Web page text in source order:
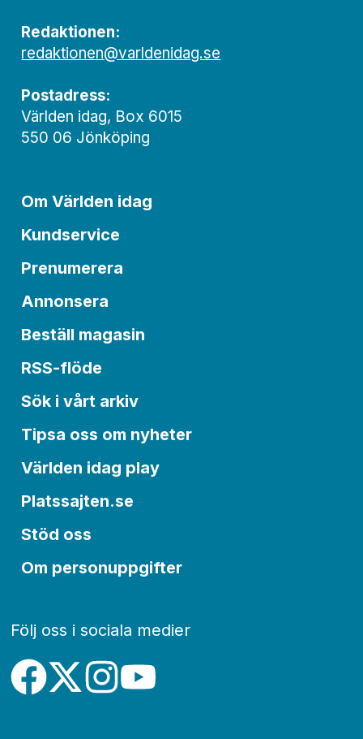
Redaktionen:
redaktionen@varldenidag.se
Postadress:
Världen idag, Box 6015
550 06 Jönköping
Om Världen idag
Kundservice
Prenumerera
Annonsera
Beställ magasin
RSS-flöde
Sök i vårt arkiv
Tipsa oss om nyheter
Världen idag play
Platssajten.se
Stöd oss
Om personuppgifter
Följ oss i sociala medier